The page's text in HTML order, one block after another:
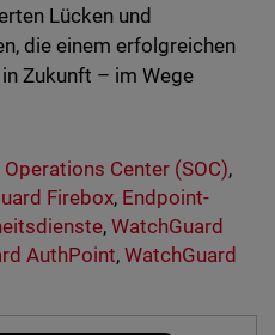
Lücken und
die einem erfolgreichen
Zukunft – im Wege
Center (SOC),
Firebox, Endpoint-
,WatchGuard
AuthPoint,WatchGuard